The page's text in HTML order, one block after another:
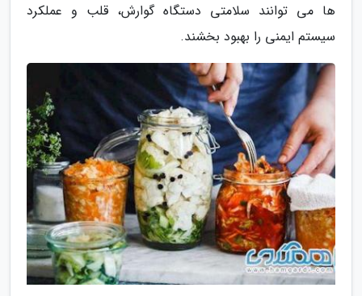
ها می توانند سلامتی دستگاه گوارش، قلب و عملکرد
سیستم ایمنی را بهبود بخشند.